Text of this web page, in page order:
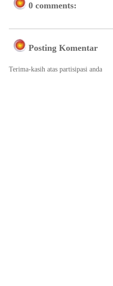
0 comments:
Posting Komentar
Terima-kasih atas partisipasi anda